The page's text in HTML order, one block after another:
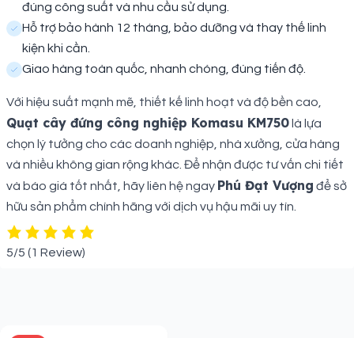
đúng công suất và nhu cầu sử dụng.
Hỗ trợ bảo hành 12 tháng, bảo dưỡng và thay thế linh
kiện khi cần.
Giao hàng toàn quốc, nhanh chóng, đúng tiến độ.
Với hiệu suất mạnh mẽ, thiết kế linh hoạt và độ bền cao,
Quạt cây đứng công nghiệp Komasu KM750 là lựa
chọn lý tưởng cho các doanh nghiệp, nhà xưởng, cửa hàng
và nhiều không gian rộng khác. Để nhận được tư vấn chi tiết
và báo giá tốt nhất, hãy liên hệ ngay Phú Đạt Vượng để sở
hữu sản phẩm chính hãng với dịch vụ hậu mãi uy tín.
5/5 (1 Review)